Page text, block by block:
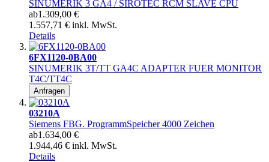
SINUMERIK 3 GA4 / SIROTEC RCM SLAVE CPU
ab1.309,00 €
1.557,71 € inkl. MwSt.
Details
6FX1120-0BA00
SINUMERIK 3T/TT GA4C ADAPTER FUER MONITOR
T4C/TT4C
Anfragen
03210A
Siemens FBG. ProgrammSpeicher 4000 Zeichen
ab1.634,00 €
1.944,46 € inkl. MwSt.
Details